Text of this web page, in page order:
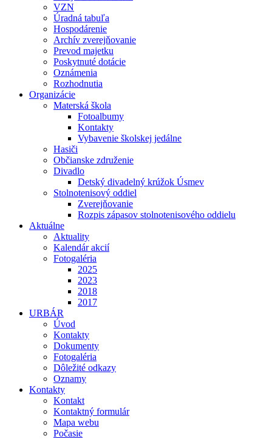
VZN
Úradná tabuľa
Hospodárenie
Archív zverejňovanie
Prevod majetku
Poskytnuté dotácie
Oznámenia
Rozhodnutia
Organizácie
Materská škola
Fotoalbumy
Kontakty
Vybavenie školskej jedálne
Hasiči
Občianske združenie
Divadlo
Detský divadelný krúžok Úsmev
Stolnotenisový oddiel
Zverejňovanie
Rozpis zápasov stolnotenisového oddielu
Aktuálne
Aktuality
Kalendár akcií
Fotogaléria
2025
2023
2018
2017
URBÁR
Úvod
Kontakty
Dokumenty
Fotogaléria
Dôležité odkazy
Oznamy
Kontakty
Kontakt
Kontaktný formulár
Mapa webu
Počasie